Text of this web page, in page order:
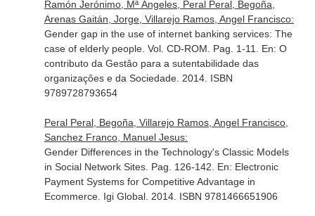
Ramón Jerónimo, Mª Ángeles, Peral Peral, Begoña,
Arenas Gaitán, Jorge, Villarejo Ramos, Angel Francisco:
Gender gap in the use of internet banking services: The
case of elderly people. Vol. CD-ROM. Pag. 1-11. En: O
contributo da Gestâo para a sutentabilidade das
organizaçôes e da Sociedade. 2014. ISBN
9789728793654
Peral Peral, Begoña, Villarejo Ramos, Angel Francisco,
Sanchez Franco, Manuel Jesus:
Gender Differences in the Technology's Classic Models
in Social Network Sites. Pag. 126-142. En: Electronic
Payment Systems for Competitive Advantage in
Ecommerce. Igi Global. 2014. ISBN 9781466651906